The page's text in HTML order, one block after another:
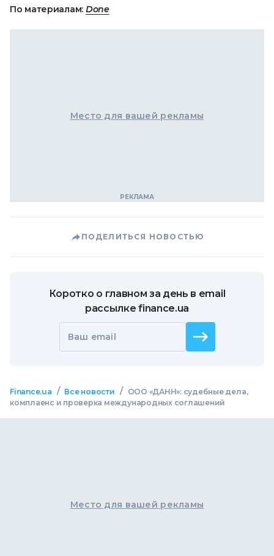
По материалам: Done
Место для вашей рекламы
ПОДЕЛИТЬСЯ НОВОСТЬЮ
Коротко о главном за день в email
рассылке finance.ua
Ваш email
Finance.ua / Все новости /
ООО «ДАНН»: судебные дела,
комплаенс и проверка международных соглашений
Место для вашей рекламы